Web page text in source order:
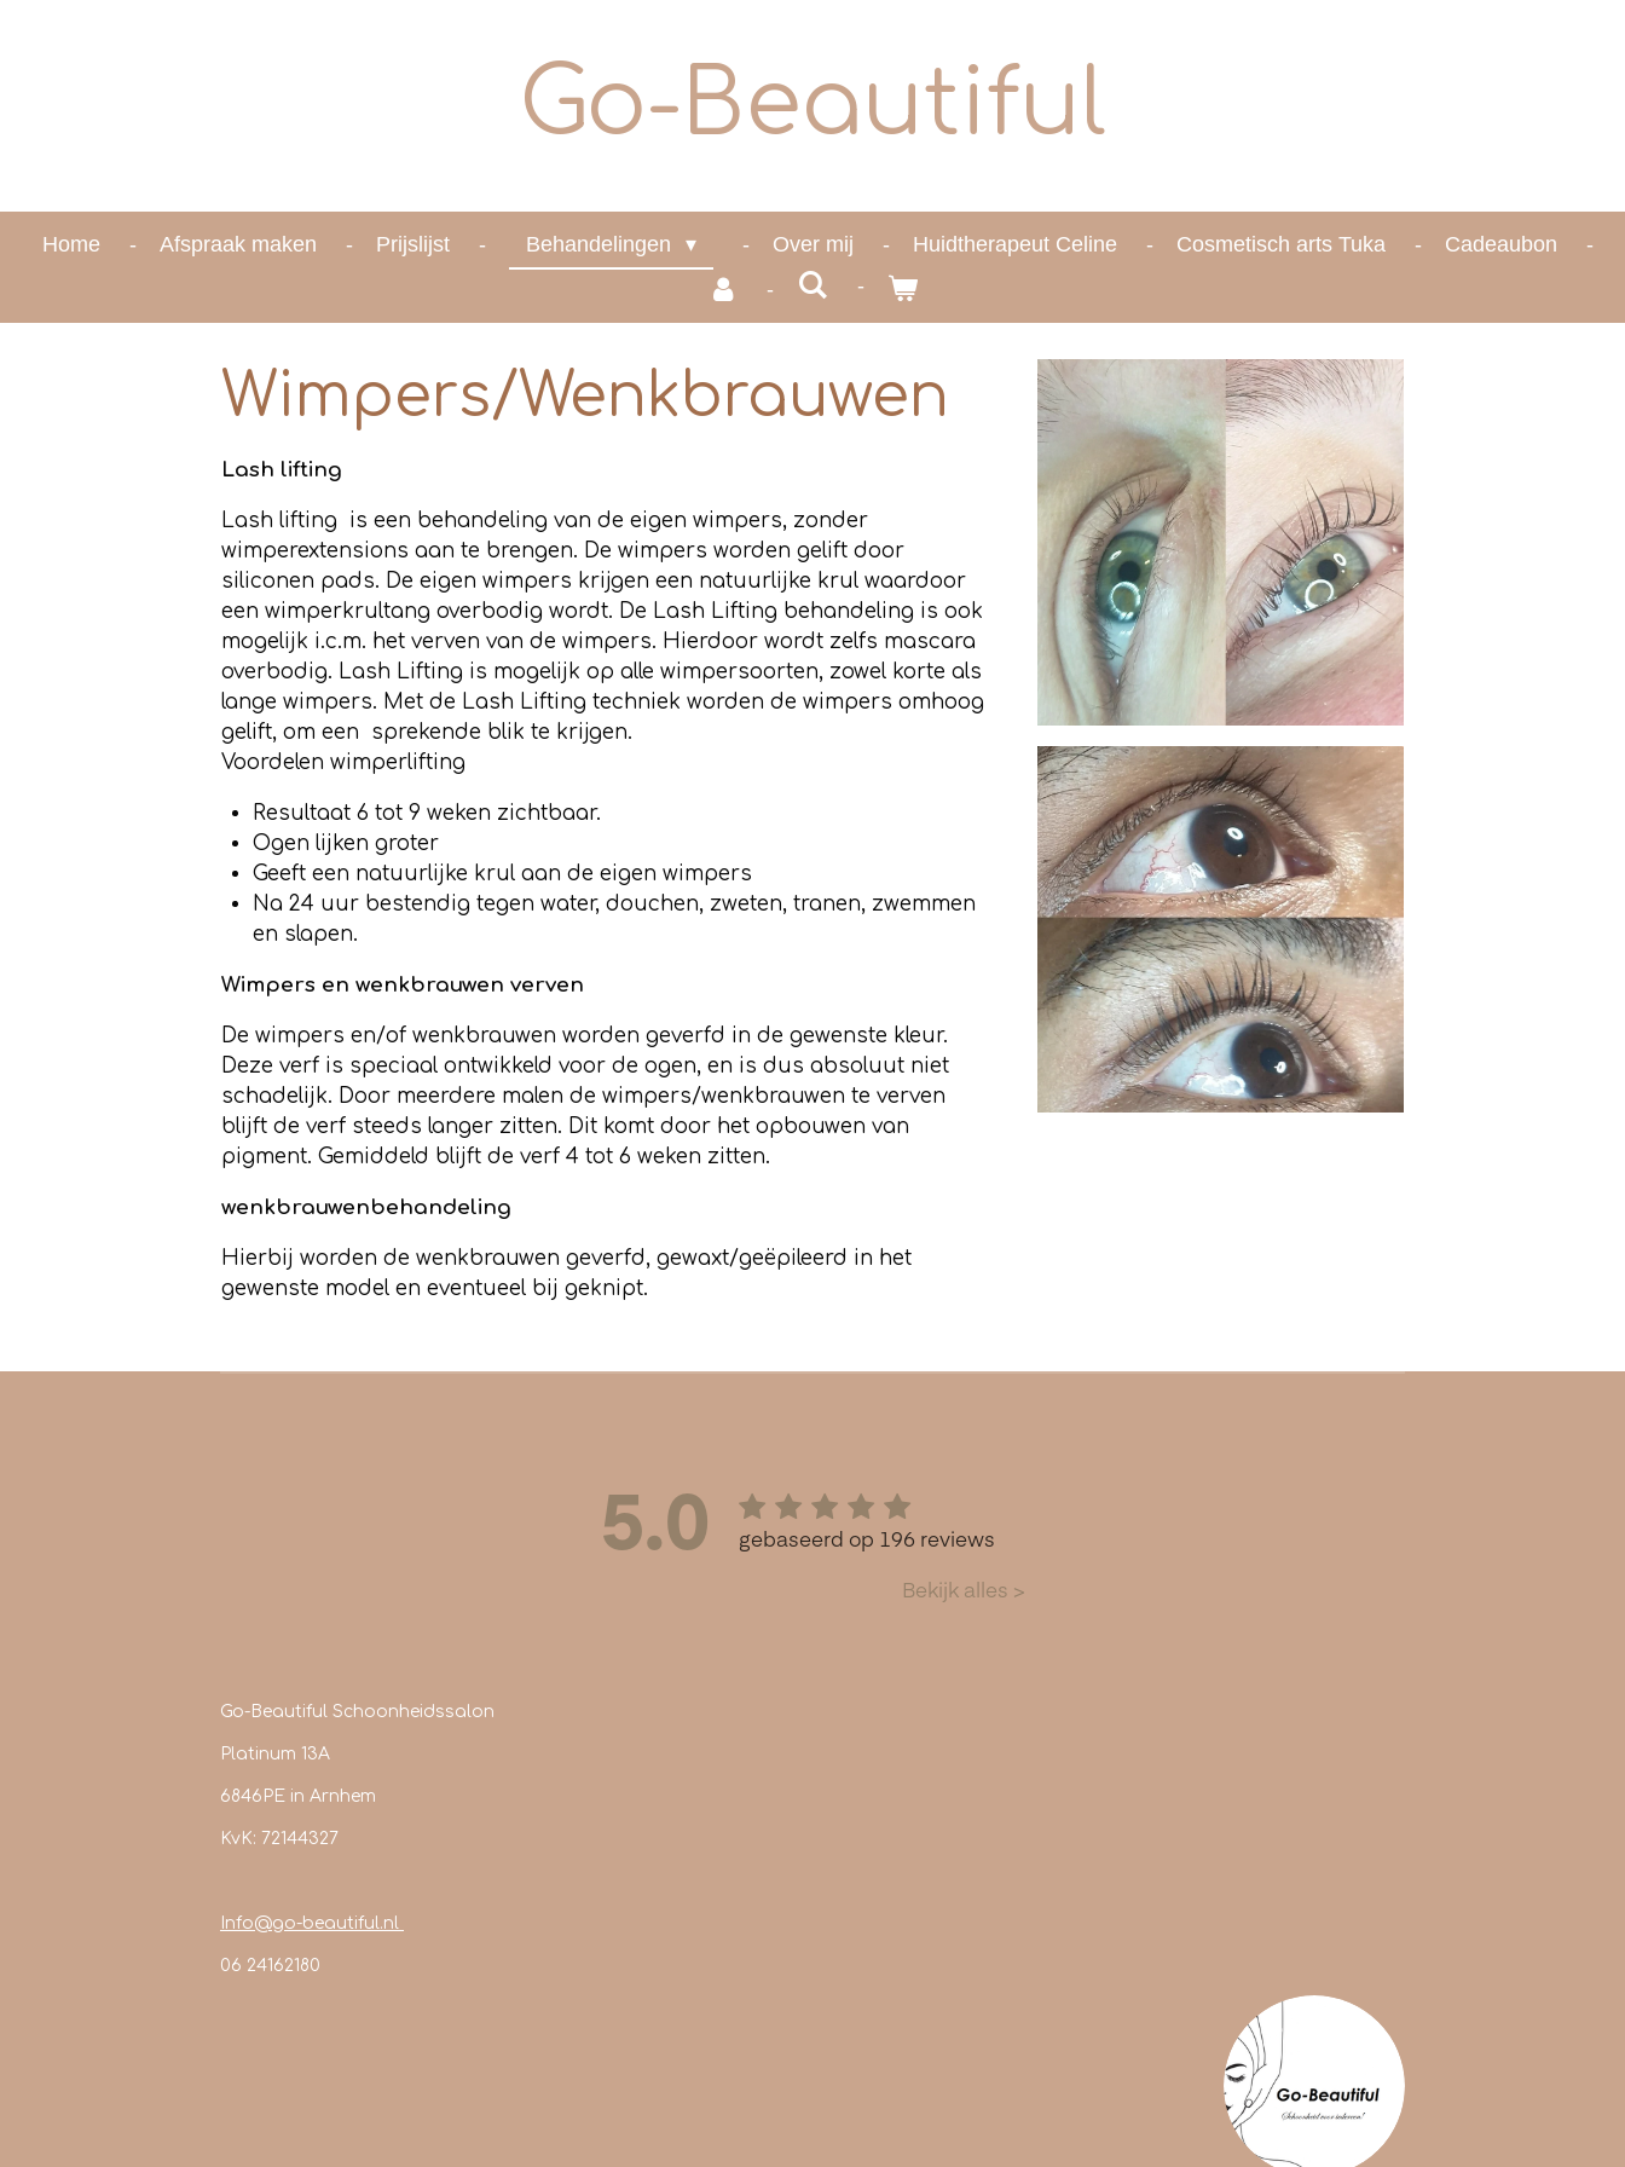
Go-Beautiful
Home Afspraak maken Prijslijst Behandelingen Over mij Huidtherapeut Celine Cosmetisch arts Tuka Cadeaubon
Wimpers/Wenkbrauwen
Lash lifting
Lash lifting is een behandeling van de eigen wimpers, zonder
wimperextensions aan te brengen. De wimpers worden gelift door
siliconen pads. De eigen wimpers krijgen een natuurlijke krul waardoor
een wimperkrultang overbodig wordt. De Lash Lifting behandeling is ook
mogelijk i.c.m. het verven van de wimpers. Hierdoor wordt zelfs mascara
overbodig. Lash Lifting is mogelijk op alle wimpersoorten, zowel korte als
lange wimpers. Met de Lash Lifting techniek worden de wimpers omhoog
gelift, om een sprekende blik te krijgen.
Voordelen wimperlifting
Resultaat 6 tot 9 weken zichtbaar.
Ogen lijken groter
Geeft een natuurlijke krul aan de eigen wimpers
Na 24 uur bestendig tegen water, douchen, zweten, tranen, zwemmen
en slapen.
Wimpers en wenkbrauwen verven
De wimpers en/of wenkbrauwen worden geverfd in de gewenste kleur.
Deze verf is speciaal ontwikkeld voor de ogen, en is dus absoluut niet
schadelijk. Door meerdere malen de wimpers/wenkbrauwen te verven
blijft de verf steeds langer zitten. Dit komt door het opbouwen van
pigment. Gemiddeld blijft de verf 4 tot 6 weken zitten.
wenkbrauwenbehandeling
Hierbij worden de wenkbrauwen geverfd, gewaxt/geëpileerd in het
gewenste model en eventueel bij geknipt.
Go-Beautiful Schoonheidssalon
Platinum 13A
6846PE in Arnhem
KvK: 72144327
Info@go-beautiful.nl
06 24162180